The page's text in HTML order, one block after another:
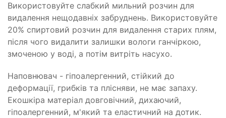
Використовуйте слабкий мильний розчин для
видалення нещодавніх забруднень. Використовуйте
20% спиртовий розчин для видалення старих плям,
після чого видалити залишки вологи ганчіркою,
змоченою у воді, а потім витріть насухо.
Наповнювач - гіпоалергенний, стійкий до
деформації, грибків та плісняви, не має запаху.
Екошкіра матеріал довговічний, дихаючий,
гіпоалергенний, м'який та еластичний на дотик.